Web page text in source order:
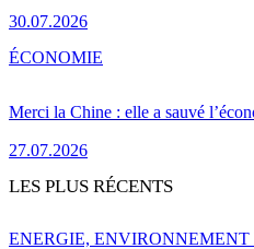
30.07.2026
Merci la Chine : elle a sauvé
27.07.2026
ÉCONOMIE
LES PLUS RÉCENTS
ENERGIE, ENVIRONNEMENT